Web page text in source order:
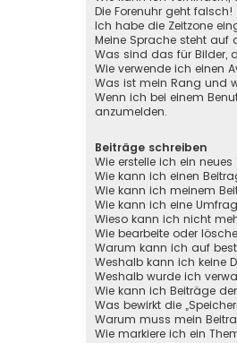
Die Forenuhr geht falsch!
Ich habe die Zeitzone
Meine Sprache steht auf
Was sind das für Bilder,
Wie verwende ich einen
Was ist mein Rang und
Wenn ich bei einem
anzumelden.
Beiträge schreiben
Wie erstelle ich ein
Wie kann ich einen
Wie kann ich meinem
Wie kann ich eine
Wieso kann ich nicht
Wie bearbeite oder
Warum kann ich auf
Weshalb kann ich keine
Weshalb wurde ich
Wie kann ich Beiträge
Was bewirkt die
Warum muss mein
Wie markiere ich ein